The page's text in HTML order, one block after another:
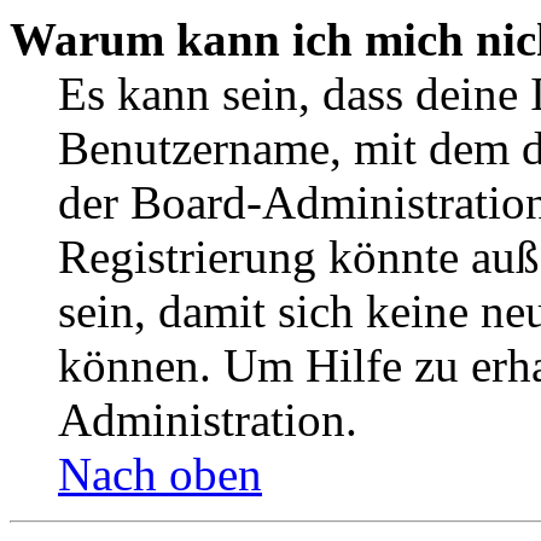
Warum kann ich mich
Es kann sein, dass
Benutzername, mit dem
der Board-
Registrierung könnte
sein, damit sich keine
können. Um Hilfe zu
Administration.
Nach oben